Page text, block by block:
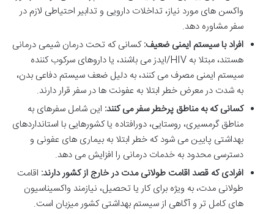
واکسن های مورد نیاز، تداخلات دارویی و تدابیر احتیاطی لازم در
سفر مشاوره دهد.
افراد با سیستم ایمنی ضعیف:کسانی که تحت درمان شیمی درمانی
هستند، مبتلا به HIV/ایدز می باشند، یا داروهای سرکوب کننده
سیستم ایمنی مصرف می کنند، به دلیل ضعف سیستم دفاعی بدن،
به شدت در معرض خطر ابتلا به عفونت ها در سفر قرار دارند.
کسانی که به مناطق پرخطر سفر می کنند: این شامل سفرهای به
مناطق گرمسیری، روستایی، دورافتاده یا کشورهایی با استانداردهای
بهداشتی پایین می شود که خطر ابتلا به بیماری های عفونی و
دسترسی محدود به خدمات درمانی را افزایش می دهد.
افرادی که قصد اقامت طولانی مدت در خارج از کشور دارند: اقامت
طولانی مدت، به ویژه برای کار یا تحصیل، نیازمند واکسیناسیون
های کامل تر و آگاهی از سیستم بهداشتی کشور میزبان است.